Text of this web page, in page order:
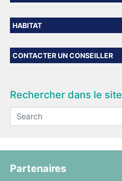
HABITAT
CONTACTER UN CONSEILLER
Rechercher dans le site
Partenaires